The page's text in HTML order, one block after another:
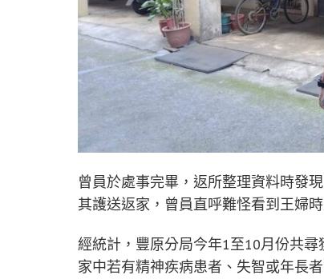
曾員於處事完畢，返所整理資料時發
其護送返家，曾員直呼難怪看到王婦
經統計，豐原分局今年1至10月份共
家中若有精神疾病患者、失智或年長